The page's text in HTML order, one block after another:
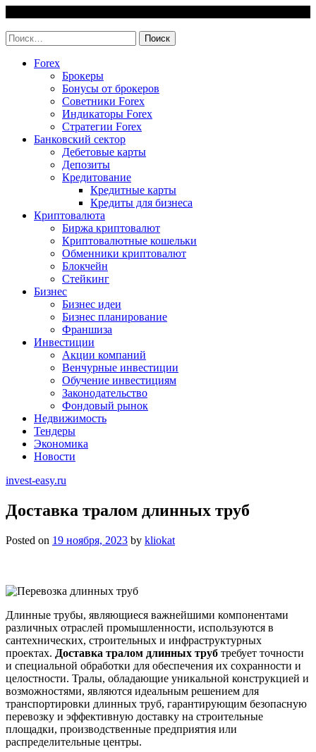
content
Найти:
Forex
Брокеры
Бонусы от брокеров
Советники Forex
Индикаторы Forex
Стратегии Forex
Банковский сектор
Дебетовые карты
Депозиты
Кредитование
Кредитные карты
Кредиты для бизнеса
Криптовалюта
Биржа криптовалют
Криптовалютные кошельки
Обменники криптовалют
Блокчейн
Стейкинг
Бизнес
Бизнес идеи
Бизнес планирование
Франшиза
Инвестиции
Акции компаний
Венчурные инвестиции
Обучение инвестициям
Законодательство
Фондовый рынок
Недвижимость
Тендеры
Экономика
Новости
invest-easy.ru
Доставка тралом длинных труб
Posted on 19 ноября, 2023 by kliokat
Длинные трубы, являющиеся важнейшими компонентами
различных отраслей промышленности, используются в
сантехнических, строительных и инфраструктурных
проектах. Доставка тралом длинных труб требует точности
и специальной обработки для обеспечения их сохранности и
целостности. Тралы, обладающие уникальной конструкцией и
возможностями, являются идеальным решением для
транспортировки длинных труб, гарантирующим безопасную
перевозку и эффективную доставку на строительные
площадки, производственные предприятия или
распределительные центры.